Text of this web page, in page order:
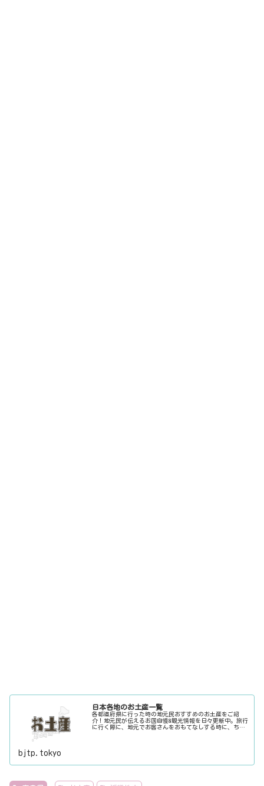
日本各地のお土産一覧
各都道府県に行った時の地元民おすすめのお土産をご紹
介！地元民が伝えるお国自慢&観光情報を日々更新中。旅行
に行く際に、地元でお客さんをおもてなしする時に、ちょ
bjtp.tokyo